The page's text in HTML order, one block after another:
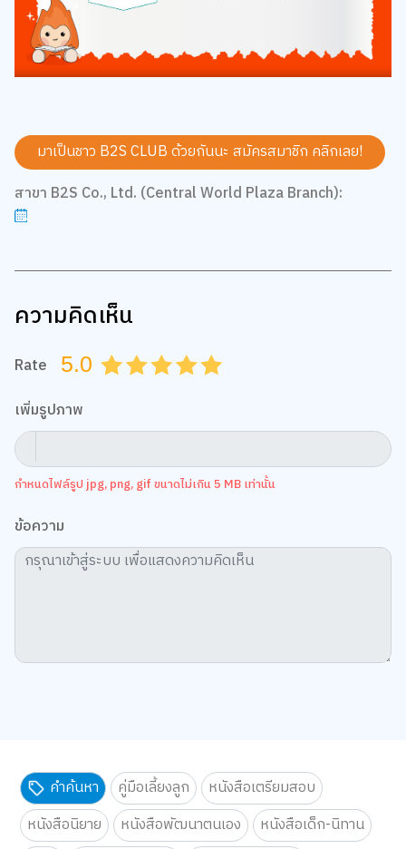
มาเป็นชาว B2S CLUB ด้วยกันนะ สมัครสมาชิก คลิกเลย!
สาขา B2S Co., Ltd. (Central World Plaza Branch):
ความคิดเห็น
Rate 5.0 4.5
4.0
3.5
3.0
2.5
2.0
1.5
1.0
0.5
เพิ่มรูปภาพ
กำหนดไฟล์รูป jpg, png, gif ขนาดไม่เกิน 5 MB เท่านั้น
ข้อความ
คำค้นหา คู่มือเลี้ยงลูก
หนังสือเตรียมสอบ
หนังสือนิยาย
หนังสือพัฒนาตนเอง
หนังสือเด็ก-นิทาน